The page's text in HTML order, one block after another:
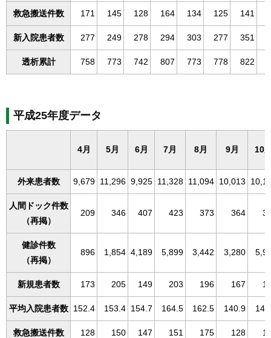
救急搬送件数 171 145 128 164 134 125 141
新入院患者数 277 249 278 294 303 277 351
透析累計 758 773 742 807 773 778 822
平成25年度データ
4月 5月 6月 7月 8月 9月 10
外来患者数 9,679 11,296 9,925 11,328 11,094 10,013
人間ドック件数
（再掲）
209 346 407 423 373 364
健診件数
（再掲）
896 1,854 4,189 5,899 3,442 3,280
新規患者数 173 205 149 203 196 167
平均入院患者数 152.4 153.4 154.7 164.5 162.5 140.9
救急搬送件数 128 150 147 151 175 128